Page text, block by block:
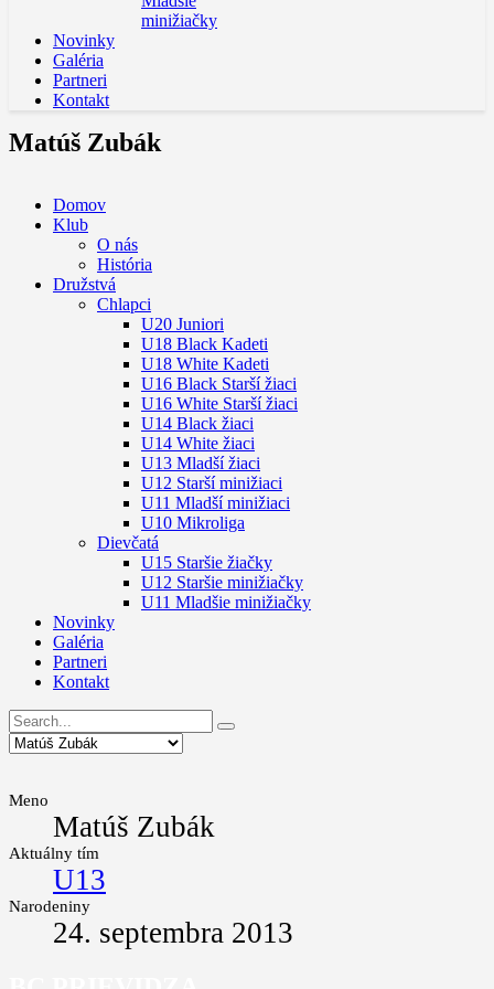
minižiačky
Novinky
Galéria
Partneri
Kontakt
Matúš Zubák
Domov
Klub
O nás
História
Družstvá
Chlapci
U20 Juniori
U18 Black Kadeti
U18 White Kadeti
U16 Black Starší žiaci
U16 White Starší žiaci
U14 Black žiaci
U14 White žiaci
U13 Mladší žiaci
U12 Starší minižiaci
U11 Mladší minižiaci
U10 Mikroliga
Dievčatá
U15 Staršie žiačky
U12 Staršie minižiačky
U11 Mladšie minižiačky
Novinky
Galéria
Partneri
Kontakt
Meno
Matúš Zubák
Aktuálny tím
U13
Narodeniny
24. septembra 2013